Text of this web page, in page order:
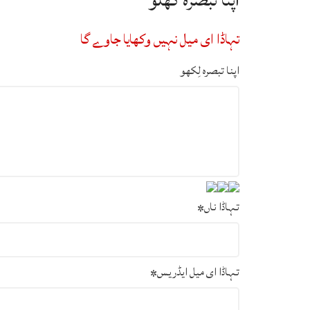
تہاڈا ای میل نہیں وکھایا جاوے گا
اپنا تبصرہ لِکھو
تہاڈا ناں*
تہاڈا ای میل ایڈریس*